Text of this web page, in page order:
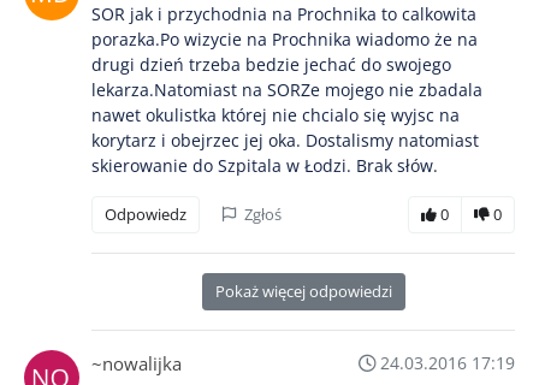
SOR jak i przychodnia na Prochnika to calkowita
porazka.Po wizycie na Prochnika wiadomo że na
drugi dzień trzeba bedzie jechać do swojego
lekarza.Natomiast na SORZe mojego nie zbadala
nawet okulistka której nie chcialo się wyjsc na
korytarz i obejrzec jej oka. Dostalismy natomiast
skierowanie do Szpitala w Łodzi. Brak słów.
Odpowiedz Zgłoś 0 0
Pokaż więcej odpowiedzi
~nowalijka
24.03.2016 17:19